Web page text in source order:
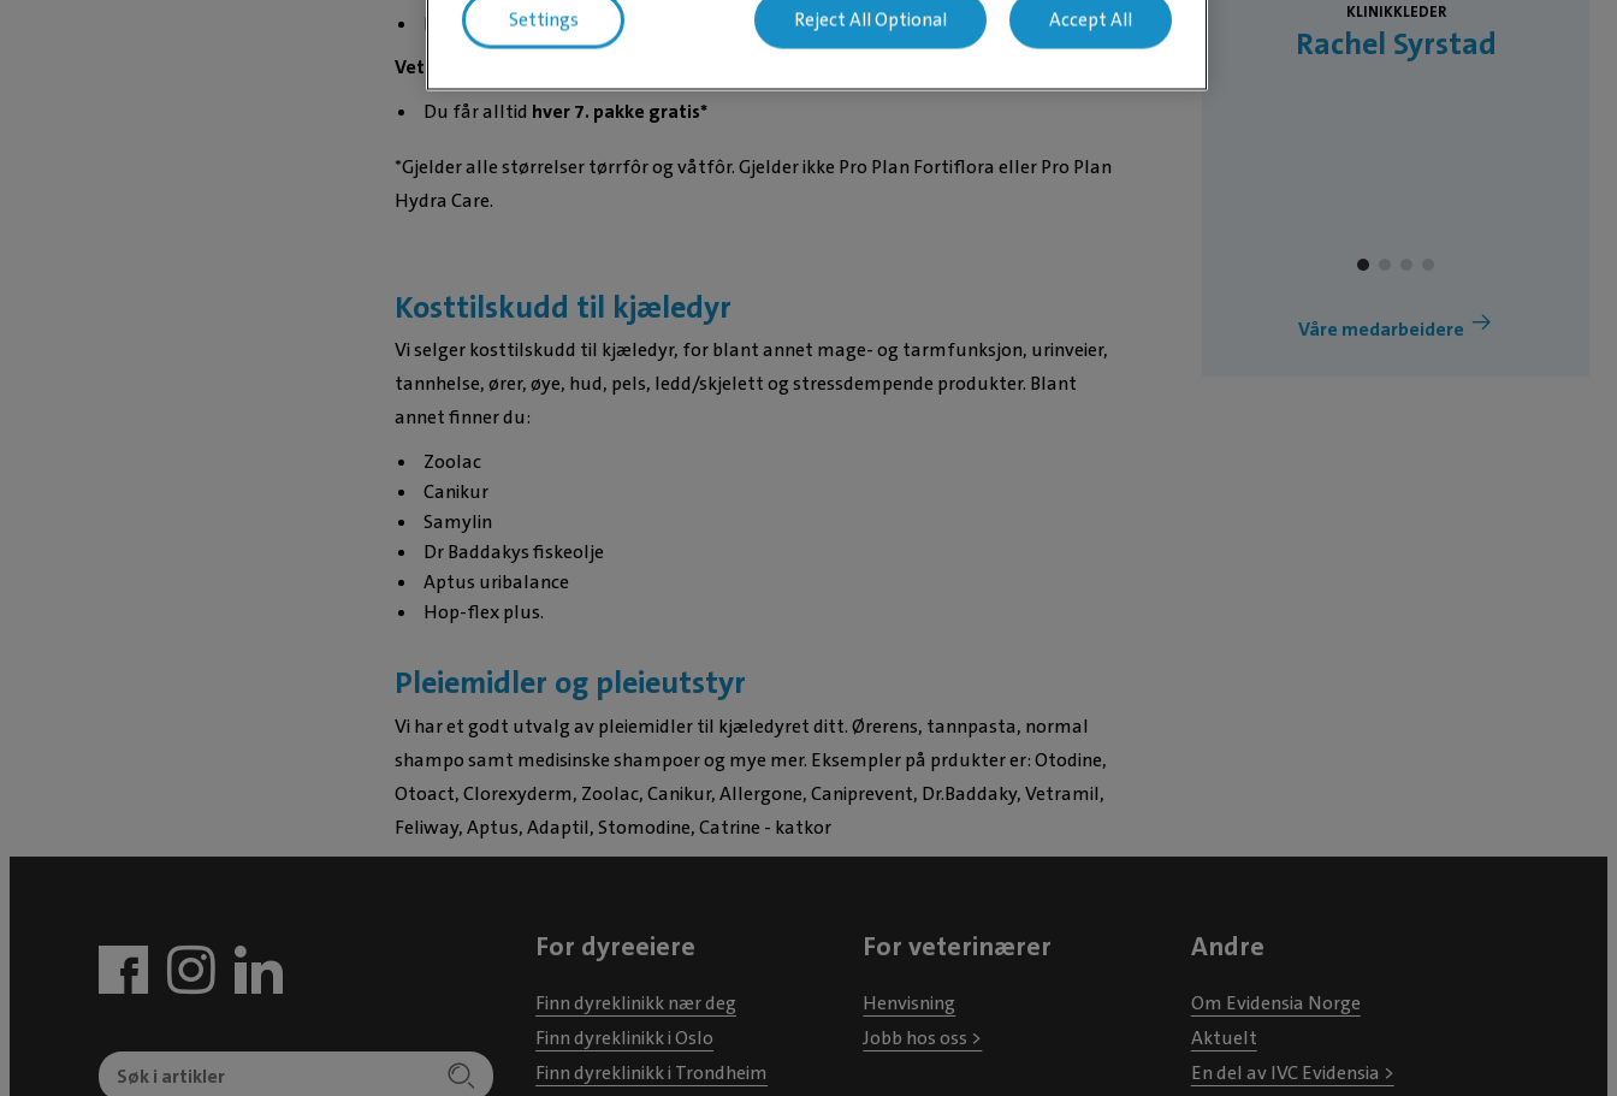
Du får alltidhver 6. pakke gratis*
Veterinærdietter:
Du får alltid hver 7. pakke gratis*
*Gjelder alle størrelser tørrfôr og våtfôr. Gjelder ikke Pro Plan Fortiflora eller Pro Plan
Hydra Care.
Kosttilskudd til kjæledyr
Vi selger kosttilskudd til kjæledyr, for blant annet mage- og tarmfunksjon, urinveier,
tannhelse, ører, øye, hud, pels, ledd/skjelett og stressdempende produkter. Blant
annet finner du:
Zoolac
Canikur
Samylin
Dr Baddakys fiskeolje
Aptus uribalance
Hop-flex plus.
Pleiemidler og pleieutstyr
Vi har et godt utvalg av pleiemidler til kjæledyret ditt. Ørerens, tannpasta, normal
shampo samt medisinske shampoer og mye mer. Eksempler på prdukter er: Otodine,
Otoact, Clorexyderm, Zoolac, Canikur, Allergone, Caniprevent, Dr.Baddaky, Vetramil,
Feliway, Aptus, Adaptil, Stomodine, Catrine - katkor
VETERINÆR
Ellen Margrete
Gustavsen
KLINIKKLEDER
Rachel Syrstad
Våre medarbeidere
For dyreeiere
Finn dyreklinikk nær deg
Finn dyreklinikk i Oslo
Finn dyreklinikk i Trondheim
For veterinærer
Henvisning
Jobb hos oss >
Andre
Om Evidensia Norge
Aktuelt
En del av IVC Evidensia >
Settings Reject All Optional Accept All